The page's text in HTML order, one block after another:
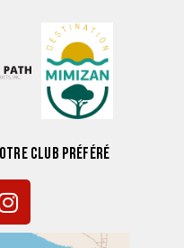
CLUB PRÉFÉRÉ